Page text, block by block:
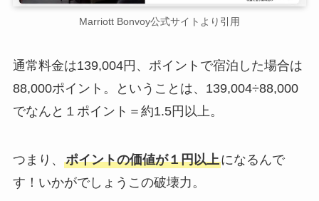
Marriott Bonvoy公式サイトより引用
通常料金は139,004円、ポイントで宿泊した場合は
88,000ポイント。ということは、139,004÷88,000
でなんと１ポイント＝約1.5円以上。
つまり、 ポイントの価値が１円以上になるんで
す！いかがでしょうこの破壊力。